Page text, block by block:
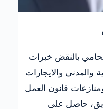
بالنقض خبرات
والمدنى والايجارات
قانون العمل
حاصل على